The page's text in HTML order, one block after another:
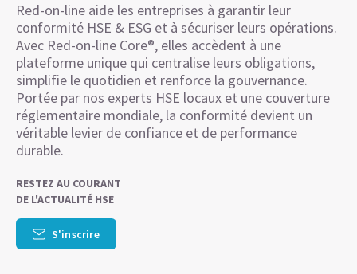
Red-on-line aide les entreprises à garantir leur
conformité HSE & ESG et à sécuriser leurs opérations.
Avec Red-on-line Core®, elles accèdent à une
plateforme unique qui centralise leurs obligations,
simplifie le quotidien et renforce la gouvernance.
Portée par nos experts HSE locaux et une couverture
réglementaire mondiale, la conformité devient un
véritable levier de confiance et de performance
durable.
RESTEZ AU COURANT
DE L'ACTUALITÉ HSE
S'inscrire